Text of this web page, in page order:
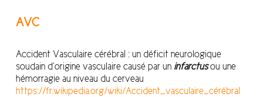
AVC
Accident Vasculaire cérébral : un déficit neurologique
soudain d’origine vasculaire causé par un infarctusou une
hémorragie au niveau du cerveau
https://fr.wikipedia.org/wiki/Accident_vasculaire_cérébral